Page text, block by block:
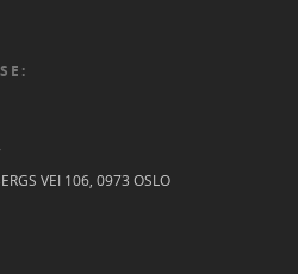
VEI 106, 0973 OSLO